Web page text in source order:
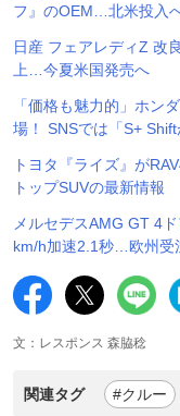
フ』のOEM…北米投入
日産 フェアレディZ 改
上…今夏米国発売へ
「価格も魅力的」ホン
場！ SNSでは「S+
トヨタ『ライズ』が
トップSUVの最新情報
メルセデスAMG GT 4
km/h加速2.1秒…欧州受
文：レスポンス 森脇稔
関連タグ #クルー